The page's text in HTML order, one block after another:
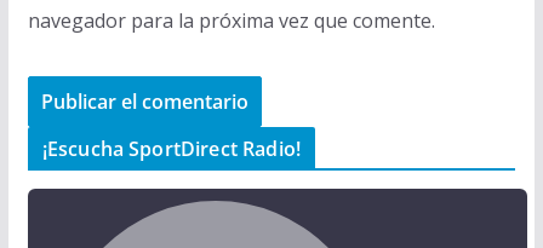
navegador para la próxima vez que comente.
¡Escucha SportDirect Radio!